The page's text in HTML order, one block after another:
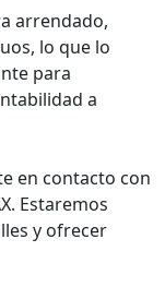
arrendado,
lo que lo
para
a
en contacto con
Estaremos
y ofrecer